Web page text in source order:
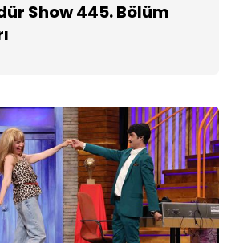
Show 445. Bölüm